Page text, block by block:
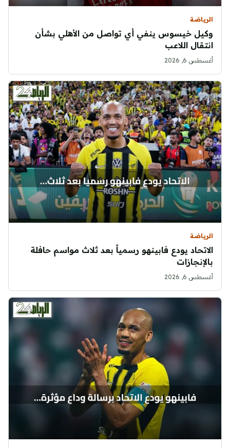
الرياضة
وكيل خيسوس ينفي أي تواصل من الأهلي بشأن
انتقال اللاعب
أغسطس 6, 2026
الرياضة
الاتحاد يودع فابينهو رسمياً بعد ثلاث مواسم حافلة
بالإنجازات
أغسطس 6, 2026